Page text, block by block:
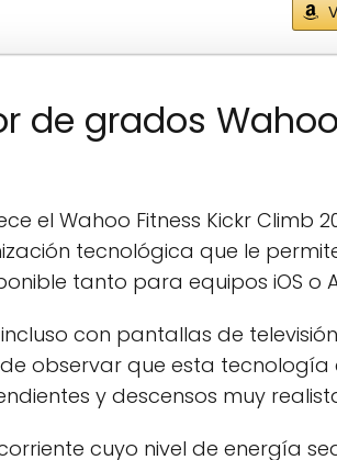
de grados
el Wahoo Fitness Kickr Climb
tecnológica que le
tanto para equipos iOS o
con pantallas de
observar que esta tecnología
y descensos muy
cuyo nivel de energía